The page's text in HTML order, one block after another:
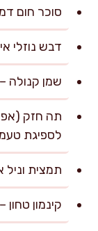
סוכר חום דמררה
דבש נוזלי
שמן קנולה – 120 מ"ל
לספיגת
תמצית וניל
קינמון טחון – 1 כפית (3 גרם)